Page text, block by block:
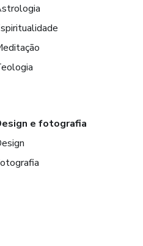
e fotografia